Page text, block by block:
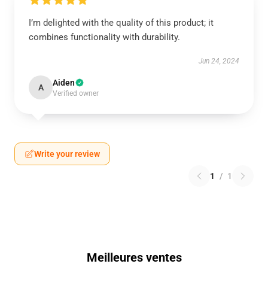
I’m delighted with the quality of this product; it
combines functionality with durability.
Jun 24, 2024
A Aiden
Verified owner
Write your review
1 / 1
Meilleures ventes